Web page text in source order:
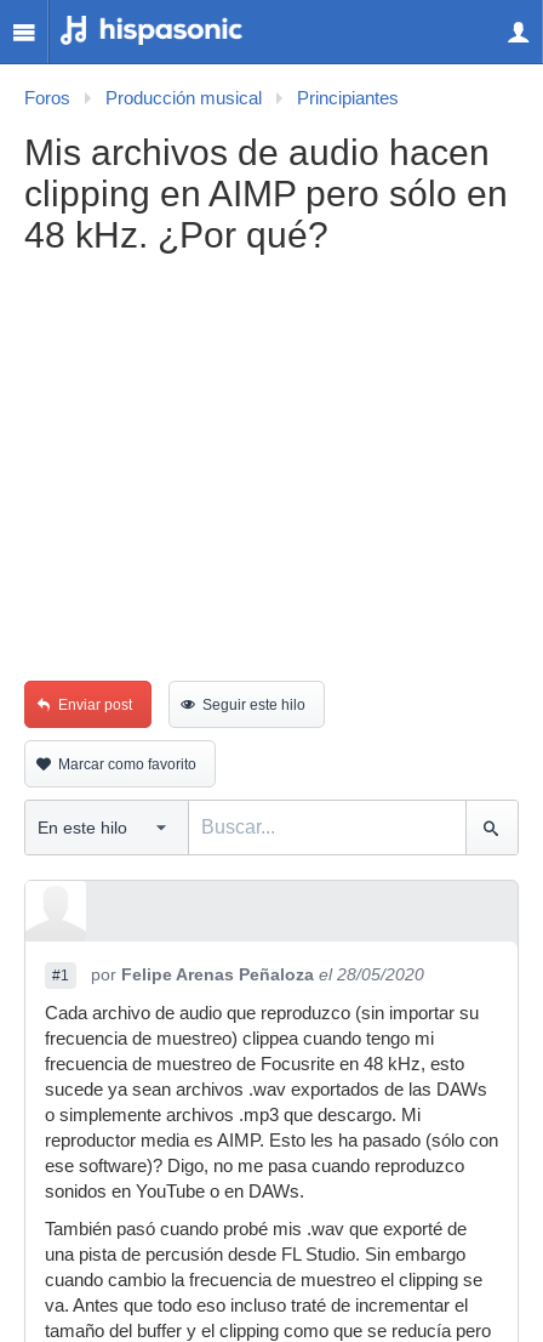
Foros Producción musical Principiantes
Mis archivos de audio hacen
clipping en AIMP pero sólo en
48 kHz. ¿Por qué?
Enviar post Seguir este hilo
Marcar como favorito
#1 por Felipe Arenas Peñaloza el 28/05/2020
Cada archivo de audio que reproduzco (sin importar su
frecuencia de muestreo) clippea cuando tengo mi
frecuencia de muestreo de Focusrite en 48 kHz, esto
sucede ya sean archivos .wav exportados de las DAWs
o simplemente archivos .mp3 que descargo. Mi
reproductor media es AIMP. Esto les ha pasado (sólo con
ese software)? Digo, no me pasa cuando reproduzco
sonidos en YouTube o en DAWs.
También pasó cuando probé mis .wav que exporté de
una pista de percusión desde FL Studio. Sin embargo
cuando cambio la frecuencia de muestreo el clipping se
va. Antes que todo eso incluso traté de incrementar el
tamaño del buffer y el clipping como que se reducía pero